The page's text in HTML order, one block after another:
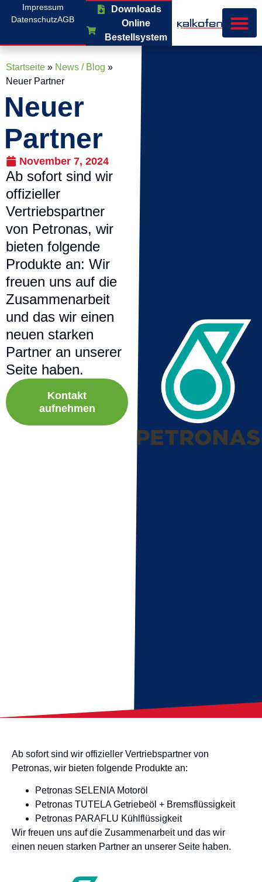
Impressum
DatenschutzAGB
Downloads
Online
Bestellsystem
Startseite » News / Blog »
Neuer Partner
Neuer
Partner
November 7, 2024
Ab sofort sind wir
offizieller
Vertriebspartner
von Petronas, wir
bieten folgende
Produkte an: Wir
freuen uns auf die
Zusammenarbeit
und das wir einen
neuen starken
Partner an unserer
Seite haben.
Kontakt
aufnehmen
Ab sofort sind wir offizieller Vertriebspartner von
Petronas, wir bieten folgende Produkte an:
Petronas SELENIA Motoröl
Petronas TUTELA Getriebeöl + Bremsflüssigkeit
Petronas PARAFLU Kühlflüssigkeit
Wir freuen uns auf die Zusammenarbeit und das wir
einen neuen starken Partner an unserer Seite haben.